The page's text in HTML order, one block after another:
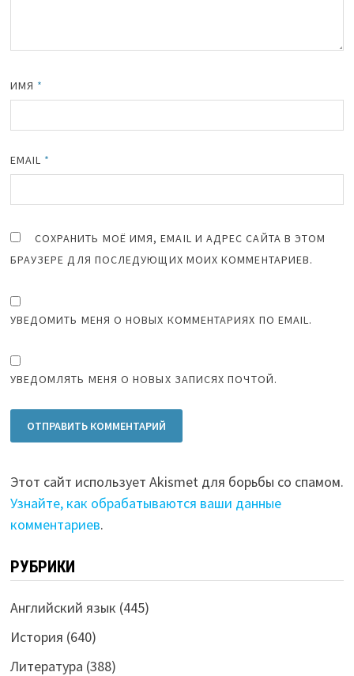
ИМЯ *
EMAIL *
СОХРАНИТЬ МОЁ ИМЯ, EMAIL И АДРЕС САЙТА В ЭТОМ
БРАУЗЕРЕ ДЛЯ ПОСЛЕДУЮЩИХ МОИХ КОММЕНТАРИЕВ.
УВЕДОМИТЬ МЕНЯ О НОВЫХ КОММЕНТАРИЯХ ПО EMAIL.
УВЕДОМЛЯТЬ МЕНЯ О НОВЫХ ЗАПИСЯХ ПОЧТОЙ.
Этот сайт использует Akismet для борьбы со спамом.
Узнайте, как обрабатываются ваши данные
комментариев.
РУБРИКИ
Английский язык (445)
История (640)
Литература (388)